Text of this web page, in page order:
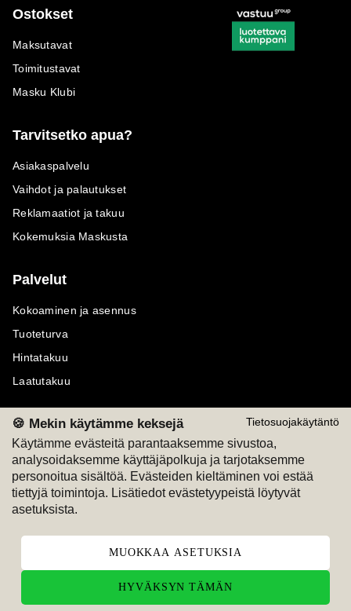
Tietosuojakäytäntö
🍪 Mekin käytämme keksejä
Käytämme evästeitä parantaaksemme sivustoa,
analysoidaksemme käyttäjäpolkuja ja tarjotaksemme
personoitua sisältöä. Evästeiden kieltäminen voi estää
tiettyjä toimintoja. Lisätiedot evästetyypeistä löytyvät
asetuksista.
MUOKKAA ASETUKSIA
HYVÄKSYN TÄMÄN
Ostokset
Maksutavat
Toimitustavat
Masku Klubi
Tarvitsetko apua?
Asiakaspalvelu
Vaihdot ja palautukset
Reklamaatiot ja takuu
Kokemuksia Maskusta
Palvelut
Kokoaminen ja asennus
Tuoteturva
Hintatakuu
Laatutakuu
Maksutavat
M
Seuraa meitä